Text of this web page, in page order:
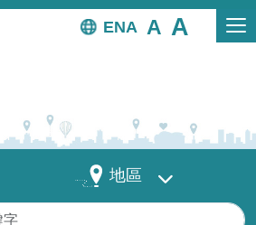
EN
地區 地區